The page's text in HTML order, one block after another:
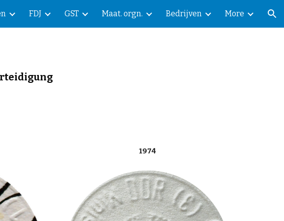
Skip to navigation
FDJ GST Maat. orgn. Bedrijven More
1974